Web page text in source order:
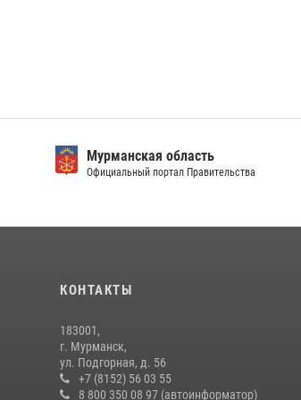
Мурманская область
Официальный портал Правительства
КОНТАКТЫ
183001,
г. Мурманск,
ул. Подгорная, д. 56
+7 (8152) 56 03 55
8 800 350 08 97 (автоинформатор)